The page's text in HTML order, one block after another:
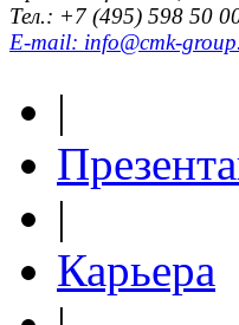
Тел.: +7 (495) 598 50
E-mail: info@cmk-
|
|
Карьера